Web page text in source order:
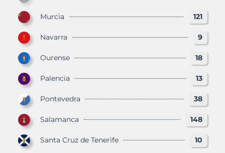
Murcia 121
Navarra 9
Ourense 18
Palencia 13
Pontevedra 38
Salamanca 148
Santa Cruz de Tenerife 10